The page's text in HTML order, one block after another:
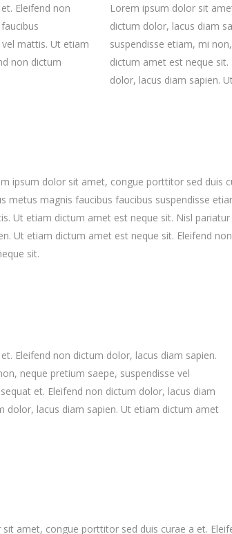
Eleifend non
mattis. Ut etiam
non dictum
Lorem ipsum dolor sit
dictum dolor, lacus diam
suspendisse etiam, mi
dictum amet est neque
dolor, lacus diam sapien.
ipsum dolor sit amet, congue porttitor sed duis
metus magnis faucibus faucibus suspendisse
Ut etiam dictum amet est neque sit. Nisl
Ut etiam dictum amet est neque sit. Eleifend
sit.
Eleifend non dictum dolor, lacus diam sapien.
neque pretium saepe, suspendisse vel
et. Eleifend non dictum dolor, lacus diam
dolor, lacus diam sapien. Ut etiam dictum amet
amet, congue porttitor sed duis curae a et.